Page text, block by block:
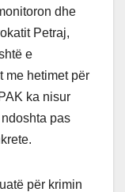
dhe
Petraj,
e
me hetimet për
ka nisur
pas
për krimin